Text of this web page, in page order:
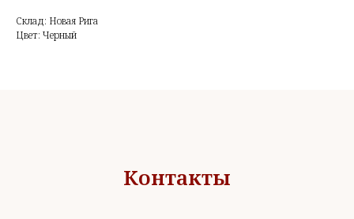
Склад: Новая Рига
Цвет: Черный
Контакты